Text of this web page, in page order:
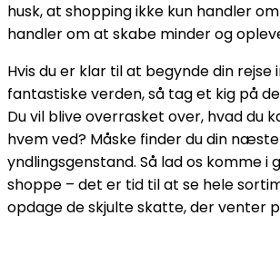
husk, at shopping ikke kun handler
handler om at skabe minder og
Hvis du er klar til at begynde din rejse
fantastiske verden, så tag et kig på
Du vil blive overrasket over, hvad du
hvem ved? Måske finder du din næste
yndlingsgenstand. Så lad os komme i
shoppe – det er tid til at se hele
opdage de skjulte skatte, der venter